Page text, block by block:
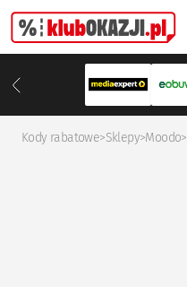
Kody rabatowe>Sklepy>Moodo>